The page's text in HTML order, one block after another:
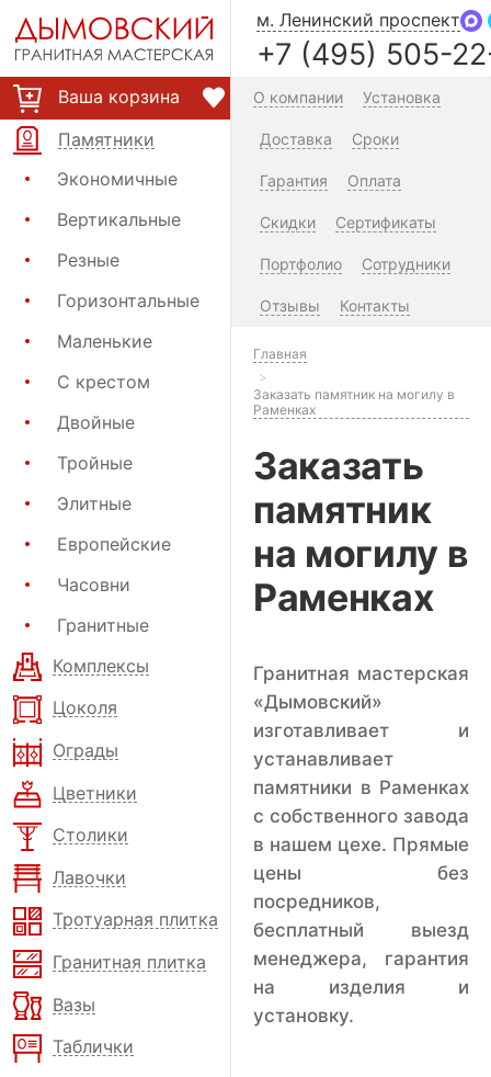
Ваша корзина
Памятники
Экономичные
Вертикальные
Резные
Горизонтальные
Маленькие
С крестом
Двойные
Тройные
Элитные
Европейские
Часовни
Гранитные
Комплексы
Цоколя
Ограды
Цветники
Столики
Лавочки
Тротуарная плитка
Гранитная плитка
Вазы
Таблички
м. Ленинский проспект
+7 (495) 505-
О компании Установка
Доставка Сроки
Гарантия Оплата
Скидки Сертификаты
Портфолио Сотрудники
Отзывы Контакты
Главная
Заказать памятник на могилу в
Раменках
Заказать
памятник
на могилу в
Раменках
Гранитная мастерская
«Дымовский»
изготавливает и
устанавливает
памятники в Раменках
с собственного завода
в нашем цехе. Прямые
цены без
посредников,
бесплатный выезд
менеджера, гарантия
на изделия и
установку.